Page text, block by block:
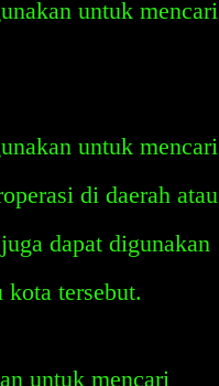
untuk mencari
untuk mencari
di daerah atau
dapat digunakan
tersebut.
untuk mencari